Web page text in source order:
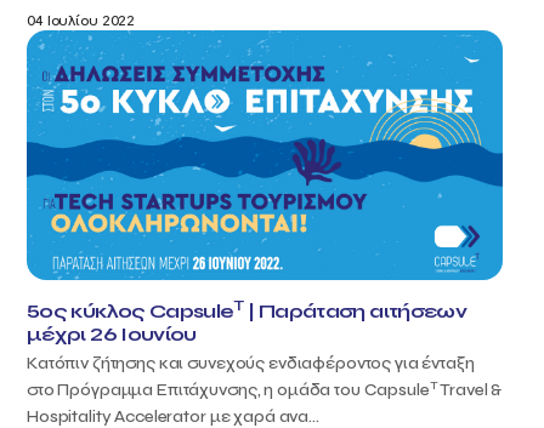
04 Ιουλίου 2022
5ος κύκλος CapsuleT| Παράταση αιτήσεων
μέχρι 26 Ιουνίου
Κατόπιν ζήτησης και συνεχούς ενδιαφέροντος για ένταξη
στο Πρόγραμμα Επιτάχυνσης, η ομάδα του CapsuleTTravel &
Hospitality Accelerator με χαρά ανα...